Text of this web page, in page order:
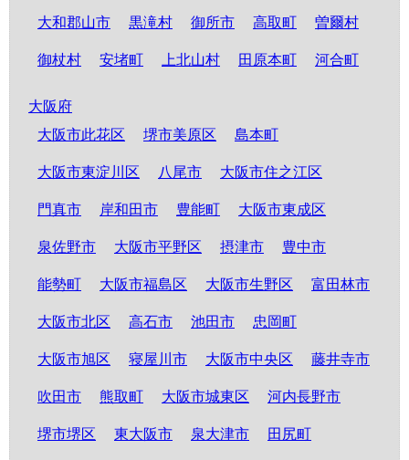
大和郡山市 黒滝村 御所市 高取町 曽爾村
御杖村 安堵町 上北山村 田原本町 河合町
大阪府
大阪市此花区
堺市美原区 島本町
大阪市東淀川区 八尾市 大阪市住之江区
門真市 岸和田市 豊能町 大阪市東成区
泉佐野市 大阪市平野区 摂津市 豊中市
能勢町 大阪市福島区 大阪市生野区 富田林市
大阪市北区 高石市 池田市 忠岡町
大阪市旭区 寝屋川市 大阪市中央区 藤井寺市
吹田市 熊取町 大阪市城東区 河内長野市
堺市堺区 東大阪市 泉大津市 田尻町